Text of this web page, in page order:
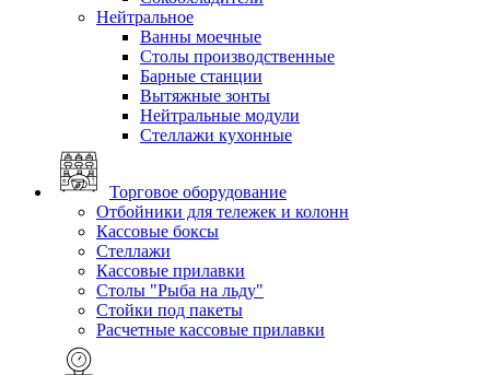
Нейтральное
Ванны моечные
Столы производственные
Барные станции
Вытяжные зонты
Нейтральные модули
Стеллажи кухонные
Торговое оборудование
Отбойники для тележек и колонн
Кассовые боксы
Стеллажи
Кассовые прилавки
Столы "Рыба на льду"
Стойки под пакеты
Расчетные кассовые прилавки